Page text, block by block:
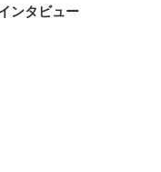
ンタビュー